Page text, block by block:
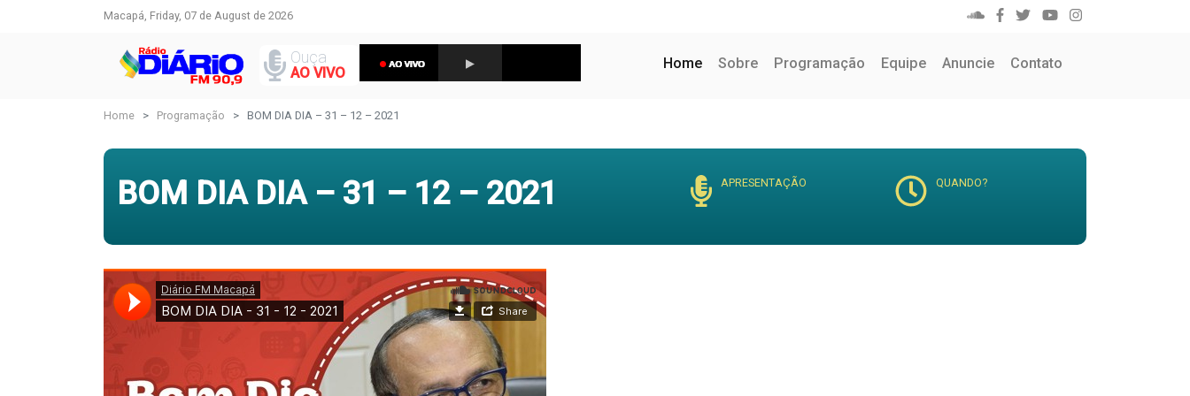
Macapá, Friday, 07 de August de 2026
Ouça
AO VIVO
Home(current)
Sobre Programação Equipe Anuncie Contato
Home Programação BOM DIA DIA – 31 – 12 – 2021
BOM DIA DIA – 31 – 12 – 2021 APRESENTAÇÃO QUANDO?